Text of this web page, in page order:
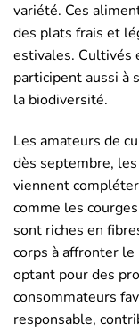
variété. Ces
des plats frais et
estivales. Cultivés
participent aussi à
la biodiversité.
Les amateurs de
dès septembre,
viennent
comme les
sont riches en
corps à affronter
optant pour des
consommateurs
responsable,